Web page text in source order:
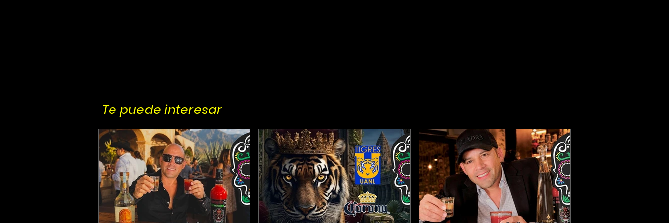
Te puede interesar